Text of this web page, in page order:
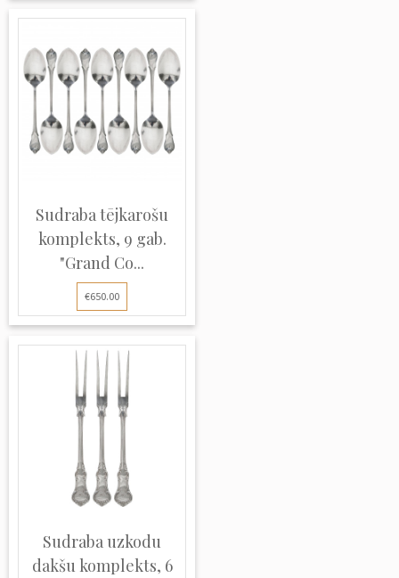
Sudraba tējkarošu
komplekts, 9 gab.
"Grand Co...
€650.00
Sudraba uzkodu
dakšu komplekts, 6